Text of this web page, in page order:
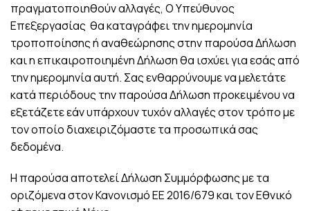
πραγματοποιηθούν αλλαγές, Ο Υπεύθυνος
Επεξεργασίας θα καταγράφει την ημερομηνία
τροποποίησης ή αναθεώρησης στην παρούσα Δήλωση
και η επικαιροποιημένη Δήλωση θα ισχύει για εσάς από
την ημερομηνία αυτή. Σας ενθαρρύνουμε να μελετάτε
κατά περιόδους την παρούσα Δήλωση προκειμένου να
εξετάζετε εάν υπάρχουν τυχόν αλλαγές στον τρόπο με
τον οποίο διαχειριζόμαστε τα προσωπικά σας
δεδομένα.
Η παρούσα αποτελεί Δήλωση Συμμόρφωσης με τα
οριζόμενα στον Κανονισμό ΕΕ 2016/679 και τον Εθνικό